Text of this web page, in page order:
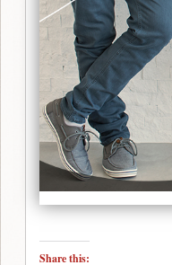
Share this: